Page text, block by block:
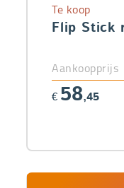
Flip Stick
Te koop
Aankoopprijs
€ 58,45